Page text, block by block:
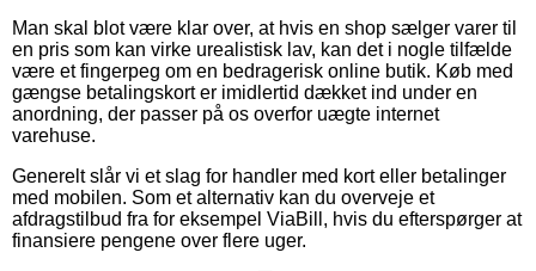
Man skal blot være klar over, at hvis en shop sælger varer til
en pris som kan virke urealistisk lav, kan det i nogle tilfælde
være et fingerpeg om en bedragerisk online butik. Køb med
gængse betalingskort er imidlertid dækket ind under en
anordning, der passer på os overfor uægte internet
varehuse.
Generelt slår vi et slag for handler med kort eller betalinger
med mobilen. Som et alternativ kan du overveje et
afdragstilbud fra for eksempel ViaBill, hvis du efterspørger at
finansiere pengene over flere uger.